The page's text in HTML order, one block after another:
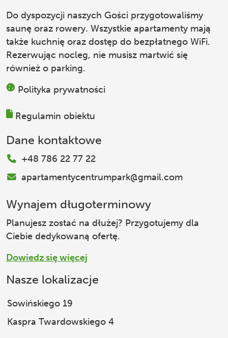
Do dyspozycji naszych Gości przygotowaliśmy
saunę oraz rowery. Wszystkie apartamenty mają
także kuchnię oraz dostęp do bezpłatnego WiFi.
Rezerwując nocleg, nie musisz martwić się
również o parking.
Polityka prywatności
Regulamin obiektu
Dane kontaktowe
+48 786 22 77 22
apartamentycentrumpark@gmail.com
Wynajem długoterminowy
Planujesz zostać na dłużej? Przygotujemy dla
Ciebie dedykowaną ofertę.
Dowiedz się więcej
Nasze lokalizacje
Sowińskiego 19
Kaspra Twardowskiego 4